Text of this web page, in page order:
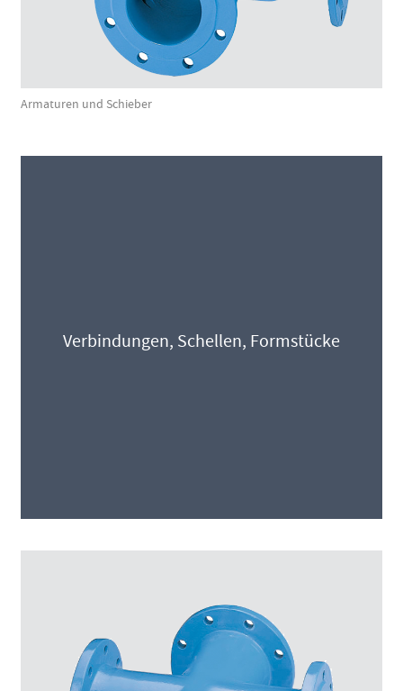
Armaturen und Schieber
Verbindungen, Schellen, Formstücke